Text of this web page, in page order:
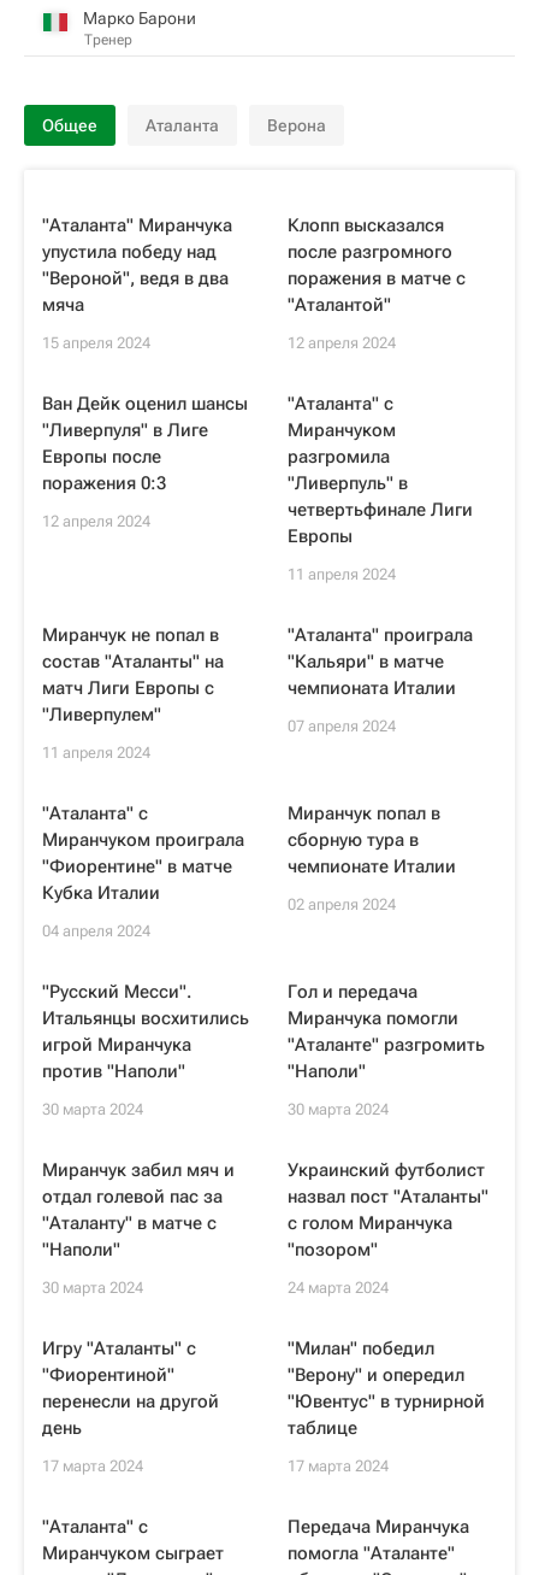
Марко Барони
Тренер
Общее Аталанта Верона
"Аталанта" Миранчука
упустила победу над
"Вероной", ведя в два
мяча
15 апреля 2024
Клопп высказался
после разгромного
поражения в матче с
"Аталантой"
12 апреля 2024
Ван Дейк оценил шансы
"Ливерпуля" в Лиге
Европы после
поражения 0:3
12 апреля 2024
"Аталанта" с
Миранчуком
разгромила
"Ливерпуль" в
четвертьфинале Лиги
Европы
11 апреля 2024
Миранчук не попал в
состав "Аталанты" на
матч Лиги Европы с
"Ливерпулем"
11 апреля 2024
"Аталанта" проиграла
"Кальяри" в матче
чемпионата Италии
07 апреля 2024
"Аталанта" с
Миранчуком проиграла
"Фиорентине" в матче
Кубка Италии
04 апреля 2024
Миранчук попал в
сборную тура в
чемпионате Италии
02 апреля 2024
"Русский Месси".
Итальянцы восхитились
игрой Миранчука
против "Наполи"
30 марта 2024
Гол и передача
Миранчука помогли
"Аталанте" разгромить
"Наполи"
30 марта 2024
Миранчук забил мяч и
отдал голевой пас за
"Аталанту" в матче с
"Наполи"
30 марта 2024
Украинский футболист
назвал пост "Аталанты"
с голом Миранчука
"позором"
24 марта 2024
Игру "Аталанты" с
"Фиорентиной"
перенесли на другой
день
17 марта 2024
"Милан" победил
"Верону" и опередил
"Ювентус" в турнирной
таблице
17 марта 2024
"Аталанта" с
Миранчуком сыграет
Передача Миранчука
помогла "Аталанте"